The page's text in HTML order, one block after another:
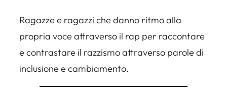
Ragazze e ragazzi che danno ritmo alla
propria voce attraverso il rap per raccontare
e contrastare il razzismo attraverso parole di
inclusione e cambiamento.